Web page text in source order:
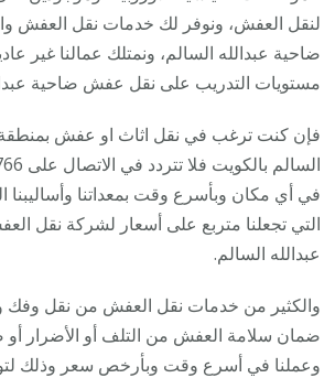
لنقل العفش، ونوفر لك خدمات نقل العفش
ضاحية عبدالله السالم، ونمتلك عمالنا غير
مستويات التدريب على نقل عفش ضاحية
فإن كنت ترغب في نقل اثاث او عفش بمنطقة
في أي مكان وبأسرع وقت بمعداتنا وأساليبنا
التي تجعلنا متربع على أسعار لشركة نقل
عبدالله السالم.
والكثير من خدمات نقل العفش من نقل وفك
ضمان سلامة العفش من التلف أو الأضرار
وعملنا في أسرع وقت وبأرخص سعر وذلك